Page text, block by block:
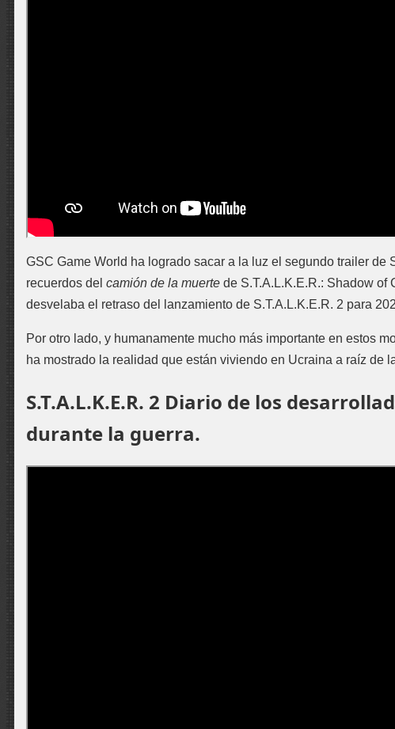
GSC Game World ha logrado sacar a la luz el segundo trailer de
recuerdos del camión de la muerte de S.T.A.L.K.E.R.: Shadow of
desvelaba el retraso del lanzamiento de S.T.A.L.K.E.R. 2 para
Por otro lado, y humanamente mucho más importante en estos
ha mostrado la realidad que están viviendo en Ucraina a raíz de
S.T.A.L.K.E.R. 2 Diario de los
durante la guerra.